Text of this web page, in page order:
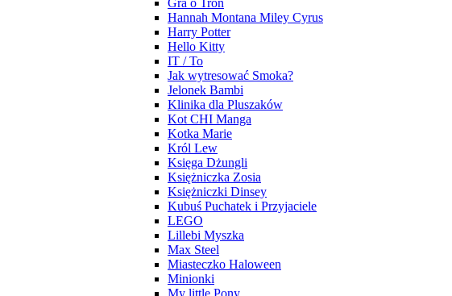
Gra o Tron
Hannah Montana Miley Cyrus
Harry Potter
Hello Kitty
IT / To
Jak wytresować Smoka?
Jelonek Bambi
Klinika dla Pluszaków
Kot CHI Manga
Kotka Marie
Król Lew
Księga Dżungli
Księżniczka Zosia
Księżniczki Dinsey
Kubuś Puchatek i Przyjaciele
LEGO
Lillebi Myszka
Max Steel
Miasteczko Haloween
Minionki